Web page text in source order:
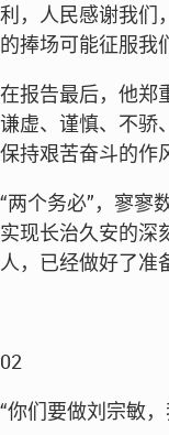
利，人民感谢我们
的捧场可能征服我
在报告最后，他郑
谦虚、谨慎、不骄
保持艰苦奋斗的作
“两个务必”，寥寥
实现长治久安的深
人，已经做好了准
02
“你们要做刘宗敏